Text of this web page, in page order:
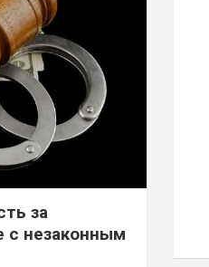
за
с незаконным